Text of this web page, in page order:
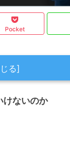
Pocket
けないのか